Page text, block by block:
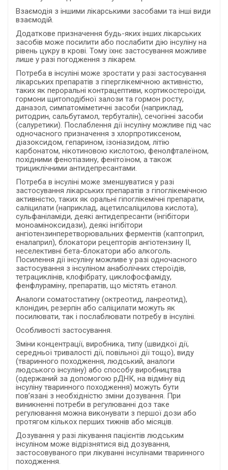
Взаємодія з іншими лікарськими засобами та інші види
взаємодій.
Додаткове призначення будь-яких інших лікарських
засобів може посилити або послабити дію інсуліну на
рівень цукру в крові. Тому їхнє застосування можливе
лише у разі погодження з лікарем.
Потреба в інсуліні може зростати у разі застосування
лікарських препаратів з гіперглікемічною активністю,
таких як пероральні контрацептиви, кортикостероїди,
гормони щитоподібної залози та гормон росту,
даназол, симпатоміметичні засоби (наприклад,
ритодрин, сальбутамол, тербуталін), сечогінні засоби
(салуретики). Послаблення дії інсуліну можливе під час
одночасного призначення з хлорпротиксеном,
діазоксидом, гепарином, ізоніазидом, літію
карбонатом, нікотиновою кислотою, фенолфталеїном,
похідними фенотіазину, фенітоїном, а також
трициклічними антидепресантами.
Потреба в інсуліні може зменшуватися у разі
застосування лікарських препаратів з гіпоглікемічною
активністю, таких як оральні гіпоглікемічні препарати,
саліцилати (наприклад, ацетилсаліцилова кислота),
сульфаніламіди, деякі антидепресанти (інгібітори
моноаміноксидази), деякі інгібітори
ангіотензинперетворювальних ферментів (каптоприл,
еналаприл), блокатори рецепторів ангіотензину II,
неселективні бета-блокатори або алкоголь.
Посилення дії інсуліну можливе у разі одночасного
застосування з інсуліном анаболічних стероїдів,
тетрациклінів, клофібрату, циклофосфаміду,
фенфлураміну, препаратів, що містять етанол.
Аналоги соматостатину (октреотид, ланреотид),
клонідин, резерпін або саліцилати можуть як
посилювати, так і послаблювати потребу в інсуліні.
Особливості застосування.
Зміни концентрації, виробника, типу (швидкої дії,
середньої тривалості дії, повільної дії тощо), виду
(тваринного походження, людський, аналоги
людського інсуліну) або способу виробництва
(одержаний за допомогою рДНК, на відміну від
інсуліну тваринного походження) можуть бути
пов’язані з необхідністю зміни дозування. При
виникненні потреби в регулюванні доз таке
регулювання можна виконувати з першої дози або
протягом кількох перших тижнів або місяців.
Дозування у разі лікування пацієнтів людським
інсуліном може відрізнятися від дозування,
застосовуваного при лікуванні інсулінами тваринного
походження.